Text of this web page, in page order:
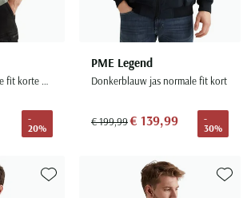
Groen t-shirt normale fit korte mouw
-
20%
PME Legend
Donkerblauw jas normale fit kort
€ 199,99€ 139,99
-
30%
Toevoegen aan favorieten